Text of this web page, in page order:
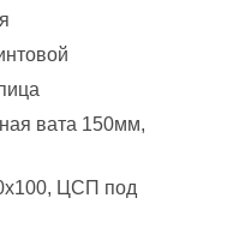
вата 150мм,
ЦСП под